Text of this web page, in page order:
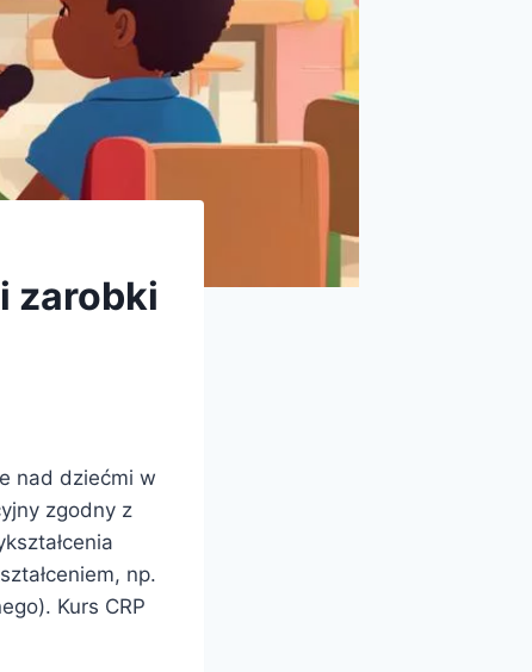
zarobki
nad dziećmi w
zgodny z
np.
Kurs CRP